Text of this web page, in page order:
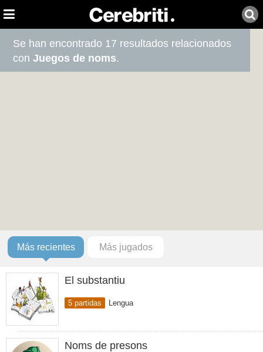
Se han encontrado 17 resultados relacionados
conJuegos de noms.
Más recientes Más jugados
El substantiu
5 partidas Lengua
Noms de presons